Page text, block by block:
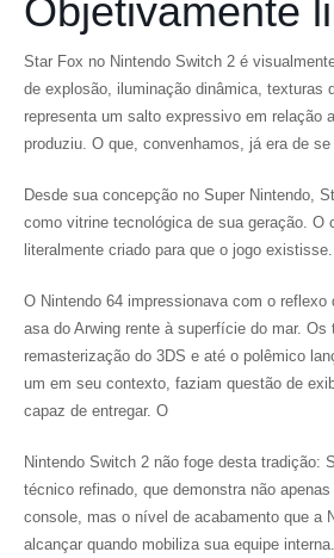
Objetivamente
Star Fox no Nintendo Switch 2 é
de explosão, iluminação dinâmica, texturas
representa um salto expressivo em relação
produziu. O que, convenhamos, já era de se
Desde sua concepção no Super Nintendo,
como vitrine tecnológica de sua geração. O
literalmente criado para que o jogo existisse.
O Nintendo 64 impressionava com o reflexo
asa do Arwing rente à superfície do mar.
remasterização do 3DS e até o polêmico
um em seu contexto, faziam questão de
capaz de entregar. O
Nintendo Switch 2 não foge desta tradição:
técnico refinado, que demonstra não
console, mas o nível de acabamento que a
alcançar quando mobiliza sua equipe